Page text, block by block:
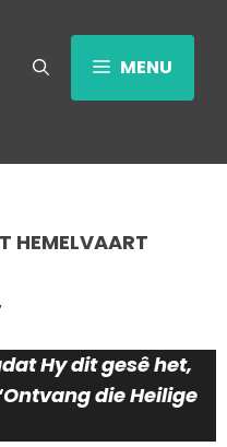
MENU
HEMELVAART
Hy dit gesê het,
die Heilige